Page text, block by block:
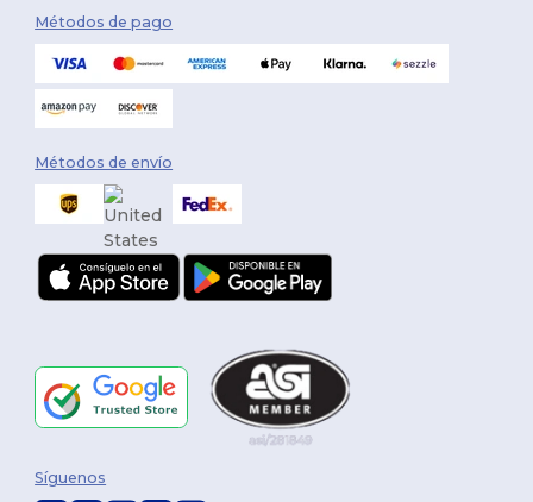
Métodos de pago
Métodos de envío
Síguenos